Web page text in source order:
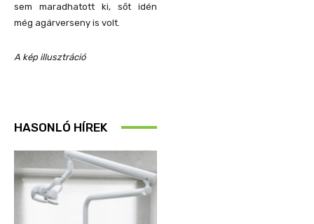
sem maradhatott ki, sőt idén
még agárverseny is volt.
A kép illusztráció
HASONLÓ HÍREK